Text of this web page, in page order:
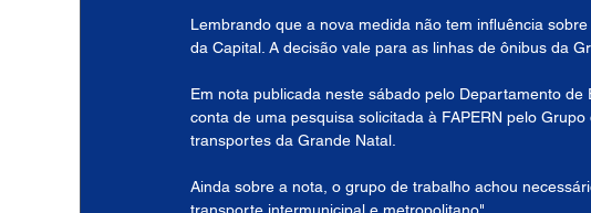
Lembrando que a nova medida não tem influência
da Capital. A decisão vale para as linhas de ônibus da
Em nota publicada neste sábado pelo Departamento
conta de uma pesquisa solicitada à FAPERN pelo
transportes da Grande Natal.
Ainda sobre a nota, o grupo de trabalho achou